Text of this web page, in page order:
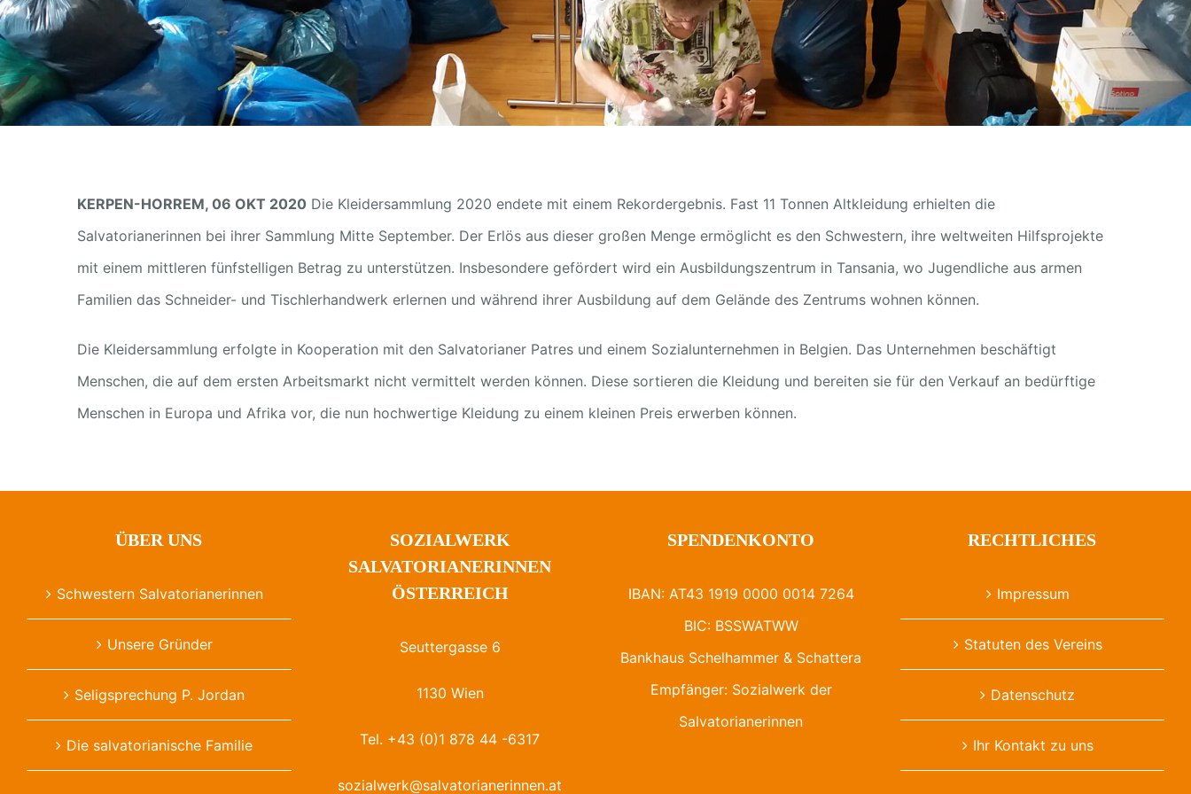
KERPEN-HORREM, 06 OKT 2020 Die Kleidersammlung 2020 endete mit einem Rekordergebnis. Fast 11 Tonnen Altkleidung erhielten die
Salvatorianerinnen bei ihrer Sammlung Mitte September. Der Erlös aus dieser großen Menge ermöglicht es den Schwestern, ihre weltweiten Hilfsprojekte
mit einem mittleren fünfstelligen Betrag zu unterstützen. Insbesondere gefördert wird ein Ausbildungszentrum in Tansania, wo Jugendliche aus armen
Familien das Schneider- und Tischlerhandwerk erlernen und während ihrer Ausbildung auf dem Gelände des Zentrums wohnen können.
Die Kleidersammlung erfolgte in Kooperation mit den Salvatorianer Patres und einem Sozialunternehmen in Belgien. Das Unternehmen beschäftigt
Menschen, die auf dem ersten Arbeitsmarkt nicht vermittelt werden können. Diese sortieren die Kleidung und bereiten sie für den Verkauf an bedürftige
Menschen in Europa und Afrika vor, die nun hochwertige Kleidung zu einem kleinen Preis erwerben können.
ÜBER UNS
Schwestern Salvatorianerinnen
Unsere Gründer
Seligsprechung P. Jordan
Die salvatorianische Familie
SOZIALWERK
SALVATORIANERINNEN
ÖSTERREICH
Seuttergasse 6
1130 Wien
Tel. +43 (0)1 878 44 -6317
sozialwerk@salvatorianerinnen.at
SPENDENKONTO
IBAN: AT43 1919 0000 0014 7264
BIC: BSSWATWW
Bankhaus Schelhammer & Schattera
Empfänger: Sozialwerk der
Salvatorianerinnen
RECHTLICHES
Impressum
Statuten des Vereins
Datenschutz
Ihr Kontakt zu uns